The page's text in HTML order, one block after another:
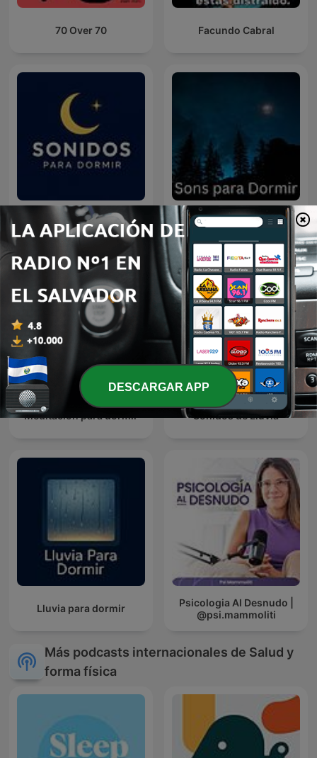
70 Over 70 Facundo Cabral
Sonidos para Dormir Sons para Dormir
Meditación para dormir Sonidos de Lluvia
Lluvia para dormir
Psicologia Al Desnudo |
@psi.mammoliti
Más podcasts internacionales de Salud y
forma física
DESCARGAR APP